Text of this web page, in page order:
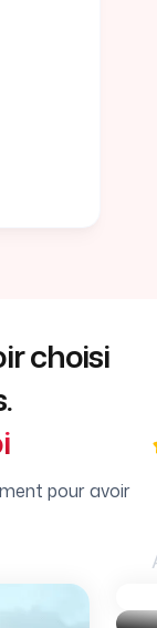
choisi
pour avoir